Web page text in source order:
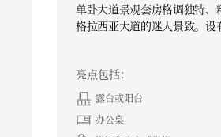
单卧大道景观套房格调独特
格拉西亚大道的迷人景致。
亮点包括：
露台或阳台
办公桌